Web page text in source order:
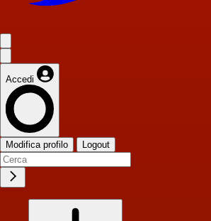
Accedi
Modifica profilo Logout